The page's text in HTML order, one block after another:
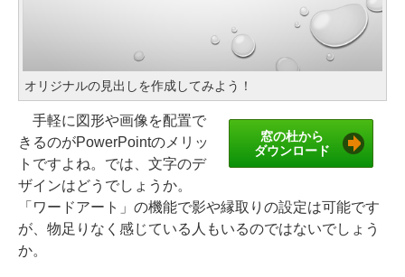
オリジナルの見出しを作成してみよう！
窓の杜から
ダウンロード
手軽に図形や画像を配置で
きるのがPowerPointのメリッ
トですよね。では、文字のデ
ザインはどうでしょうか。
「ワードアート」の機能で影や縁取りの設定は可能です
が、物足りなく感じている人もいるのではないでしょう
か。